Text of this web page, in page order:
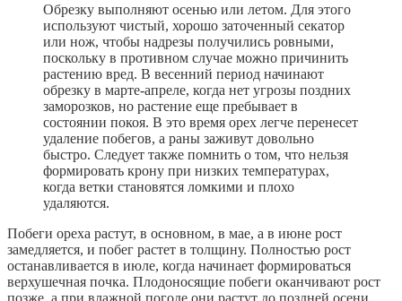
Обрезку выполняют осенью или летом. Для этого
используют чистый, хорошо заточенный секатор
или нож, чтобы надрезы получились ровными,
поскольку в противном случае можно причинить
растению вред. В весенний период начинают
обрезку в марте-апреле, когда нет угрозы поздних
заморозков, но растение еще пребывает в
состоянии покоя. В это время орех легче перенесет
удаление побегов, а раны заживут довольно
быстро. Следует также помнить о том, что нельзя
формировать крону при низких температурах,
когда ветки становятся ломкими и плохо
удаляются.
Побеги ореха растут, в основном, в мае, а в июне рост
замедляется, и побег растет в толщину. Полностью рост
останавливается в июле, когда начинает формироваться
верхушечная почка. Плодоносящие побеги оканчивают рост
позже, а при влажной погоде они растут до поздней осени.